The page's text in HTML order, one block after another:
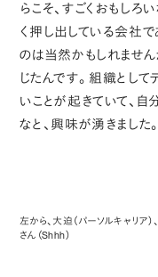
らこそ、すごくおもしろ
く押し出している会社で
のは当然かもしれませ
じたんです。組織として
いことが起きていて、
なと、興味が湧きました。
左から、大迫（パーソルキャリア）
さん（Shhh）